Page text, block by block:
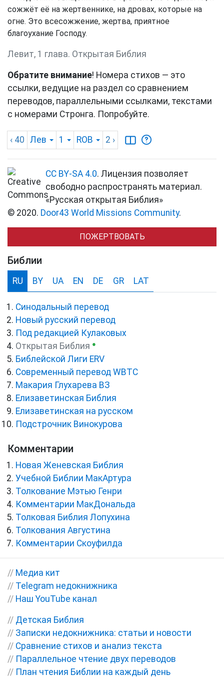
сожжёт её на жертвеннике, на дровах, которые на
огне. Это всесожжение, жертва, приятное
благоухание Господу.
Левит, 1 глава. Открытая Библия
Обратите внимание! Номера стихов — это
ссылки, ведущие на раздел со сравнением
переводов, параллельными ссылками, текстами
с номерами Стронга. Попробуйте.
‹ 40 Лев 1 ROB 2 ›
CC BY-SA 4.0. Лицензия позволяет
свободно распространять материал.
«Русская открытая Библия»
© 2020. Door43 World Missions Community.
ПОЖЕРТВОВАТЬ
Библии
RU BY UA EN DE GR LAT
Синодальный перевод
Новый русский перевод
Под редакцией Кулаковых
Открытая Библия ●
Библейской Лиги ERV
Cовременный перевод WBTC
Макария Глухарева ВЗ
Елизаветинская Библия
Елизаветинская на русском
Подстрочник Винокурова
Комментарии
Новая Женевская Библия
Учебной Библии МакАртура
Толкование Мэтью Генри
Комментарии МакДональда
Толковая Библия Лопухина
Толкования Августина
Комментарии Скоуфилда
// Медиа кит
// Telegram недокнижника
// Наш YouTube канал
// Детская Библия
// Записки недокнижника: статьи и новости
// Сравнение стихов и анализ текста
// Параллельное чтение двух переводов
// План чтения Библии на каждый день